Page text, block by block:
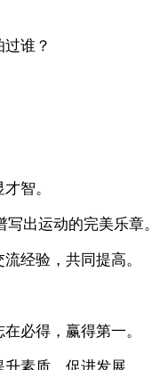
谁？
智。
出运动的完美乐章。
经验，共同提高。
必得，赢得第一。